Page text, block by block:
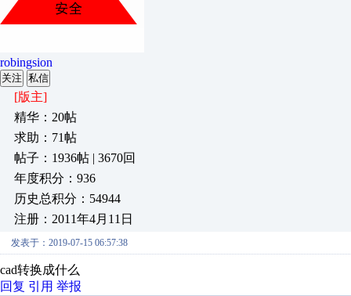
robingsion
关注 私信
[版主]
精华：20帖
求助：71帖
帖子：1936帖 | 3670回
年度积分：936
历史总积分：54944
注册：2011年4月11日
发表于：2019-07-15 06:57:38
cad转换成什么
回复 引用 举报